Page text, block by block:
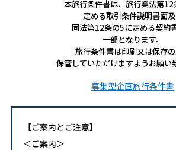
本旅行条件書は、旅行業法第
定める取引条件説明書面
同法第12条の5に定める契約
一部となります。
旅行条件書は印刷又は保存の
保管していただけますようお願い
募集型企画旅行条件書
【ご案内とご注意】
＜ご案内＞